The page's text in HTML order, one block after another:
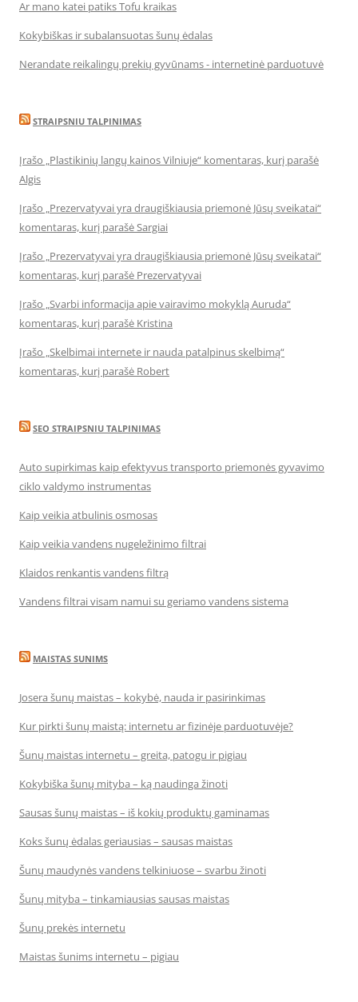
Ar mano katei patiks Tofu kraikas
Kokybiškas ir subalansuotas šunų ėdalas
Nerandate reikalingų prekių gyvūnams - internetinė parduotuvė
STRAIPSNIU TALPINIMAS
Įrašo „Plastikinių langų kainos Vilniuje“ komentaras, kurį parašė
Algis
Įrašo „Prezervatyvai yra draugiškiausia priemonė Jūsų sveikatai“
komentaras, kurį parašė Sargiai
Įrašo „Prezervatyvai yra draugiškiausia priemonė Jūsų sveikatai“
komentaras, kurį parašė Prezervatyvai
Įrašo „Svarbi informacija apie vairavimo mokyklą Auruda“
komentaras, kurį parašė Kristina
Įrašo „Skelbimai internete ir nauda patalpinus skelbimą“
komentaras, kurį parašė Robert
SEO STRAIPSNIU TALPINIMAS
Auto supirkimas kaip efektyvus transporto priemonės gyvavimo
ciklo valdymo instrumentas
Kaip veikia atbulinis osmosas
Kaip veikia vandens nugeležinimo filtrai
Klaidos renkantis vandens filtrą
Vandens filtrai visam namui su geriamo vandens sistema
MAISTAS SUNIMS
Josera šunų maistas – kokybė, nauda ir pasirinkimas
Kur pirkti šunų maistą: internetu ar fizinėje parduotuvėje?
Šunų maistas internetu – greita, patogu ir pigiau
Kokybiška šunų mityba – ką naudinga žinoti
Sausas šunų maistas – iš kokių produktų gaminamas
Koks šunų ėdalas geriausias – sausas maistas
Šunų maudynės vandens telkiniuose – svarbu žinoti
Šunų mityba – tinkamiausias sausas maistas
Šunų prekės internetu
Maistas šunims internetu – pigiau